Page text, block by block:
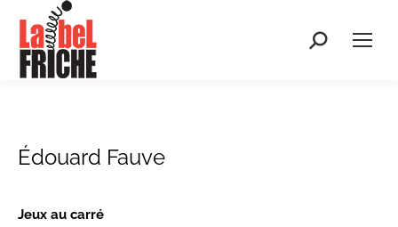
Recherche
Édouard Fauve
Jeux au carré